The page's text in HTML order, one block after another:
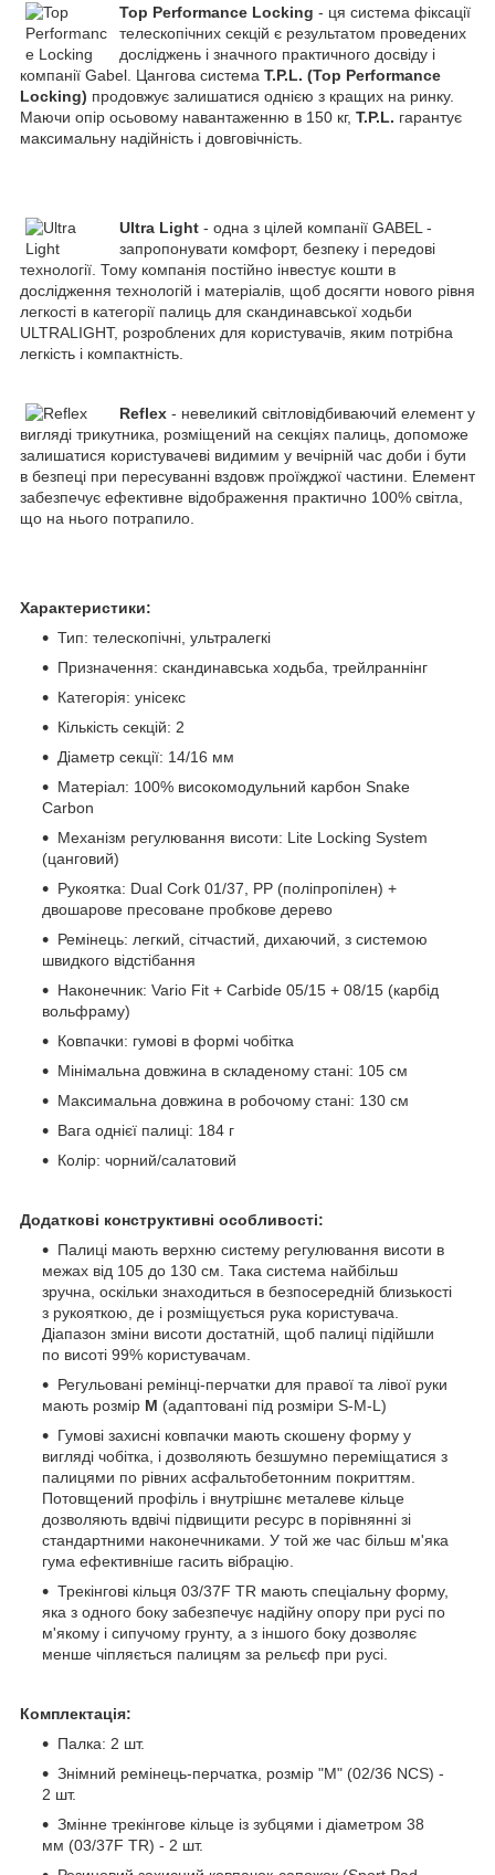
Top Performance Locking - ця система фіксації
телескопічних секцій є результатом проведених
досліджень і значного практичного досвіду і
компанії Gabel. Цангова система T.P.L. (Top Performance
Locking) продовжує залишатися однією з кращих на ринку.
Маючи опір осьовому навантаженню в 150 кг, T.P.L. гарантує
максимальну надійність і довговічність.
Ultra Light - одна з цілей компанії GABEL -
запропонувати комфорт, безпеку і передові
технології. Тому компанія постійно інвестує кошти в
дослідження технологій і матеріалів, щоб досягти нового рівня
легкості в категорії палиць для скандинавської ходьби
ULTRALIGHT, розроблених для користувачів, яким потрібна
легкість і компактність.
Reflex - невеликий світловідбиваючий елемент у
вигляді трикутника, розміщений на секціях палиць, допоможе
залишатися користувачеві видимим у вечірній час доби і бути
в безпеці при пересуванні вздовж проїжджої частини. Елемент
забезпечує ефективне відображення практично 100% світла,
що на нього потрапило.
Характеристики:
Тип: телескопічні, ультралегкі
Призначення: скандинавська ходьба, трейлраннінг
Категорія: унісекс
Кількість секцій: 2
Діаметр секції: 14/16 мм
Матеріал: 100% високомодульний карбон Snake
Carbon
Механізм регулювання висоти: Lite Locking System
(цанговий)
Рукоятка: Dual Cork 01/37, PP (поліпропілен) +
двошарове пресоване пробкове дерево
Ремінець: легкий, сітчастий, дихаючий, з системою
швидкого відстібання
Наконечник: Vario Fit + Carbide 05/15 + 08/15 (карбід
вольфраму)
Ковпачки: гумові в формі чобітка
Мінімальна довжина в складеному стані: 105 см
Максимальна довжина в робочому стані: 130 см
Вага однієї палиці: 184 г
Колір: чорний/салатовий
Додаткові конструктивні особливості:
Палиці мають верхню систему регулювання висоти в
межах від 105 до 130 см. Така система найбільш
зручна, оскільки знаходиться в безпосередній близькості
з рукояткою, де і розміщується рука користувача.
Діапазон зміни висоти достатній, щоб палиці підійшли
по висоті 99% користувачам.
Регульовані ремінці-перчатки для правої та лівої руки
мають розмір M (адаптовані під розміри S-M-L)
Гумові захисні ковпачки мають скошену форму у
вигляді чобітка, і дозволяють безшумно переміщатися з
палицями по рівних асфальтобетонним покриттям.
Потовщений профіль і внутрішнє металеве кільце
дозволяють вдвічі підвищити ресурс в порівнянні зі
стандартними наконечниками. У той же час більш м'яка
гума ефективніше гасить вібрацію.
Трекінгові кільця 03/37F TR мають спеціальну форму,
яка з одного боку забезпечує надійну опору при русі по
м'якому і сипучому грунту, а з іншого боку дозволяє
менше чіпляється палицям за рельєф при русі.
Комплектація:
Палка: 2 шт.
Знімний ремінець-перчатка, розмір "M" (02/36 NCS) -
2 шт.
Змінне трекінгове кільце із зубцями і діаметром 38
мм (03/37F TR) - 2 шт.